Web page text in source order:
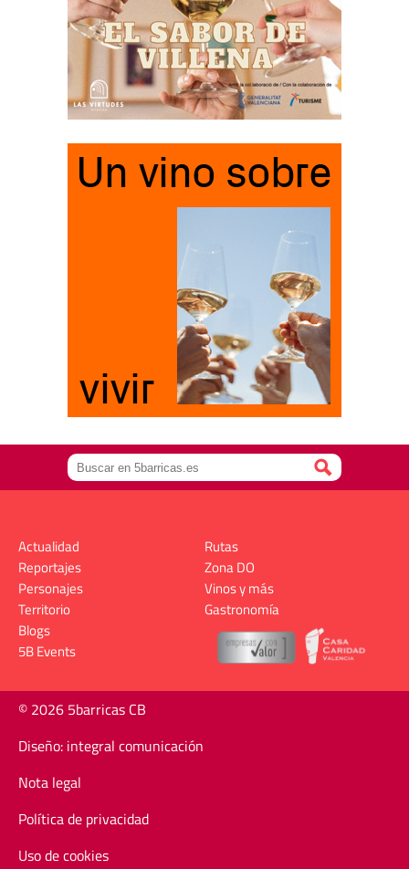
Actualidad
Reportajes
Personajes
Territorio
Rutas
Zona DO
Vinos y más
Gastronomía
Blogs
5B Events
© 2026 5barricas CB
Diseño: integral comunicación
Nota legal
Política de privacidad
Uso de cookies